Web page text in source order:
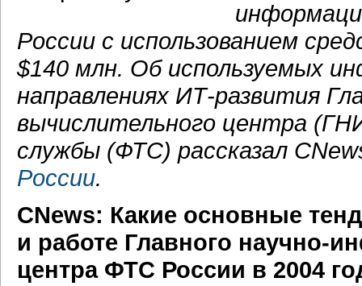
России с использованием
$140 млн. Об используемых
направлениях ИТ-развития
вычислительного центра
службы (ФТС) рассказал
России.
CNews: Какие основные
и работе Главного научно-
центра ФТС России в 2004